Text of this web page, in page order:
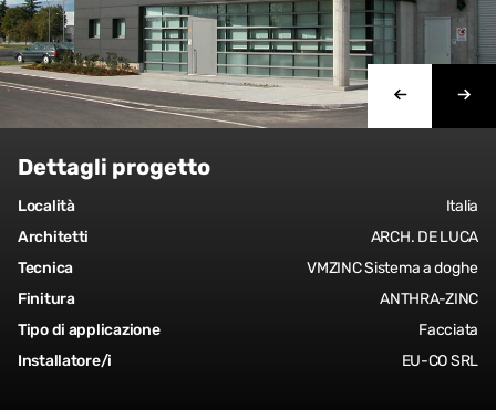
Dettagli progetto
Località
Italia
Architetti
ARCH. DE LUCA
Tecnica
VMZINC Sistema a doghe
Finitura
ANTHRA-ZINC
Tipo di applicazione
Facciata
Installatore/i
EU-CO SRL